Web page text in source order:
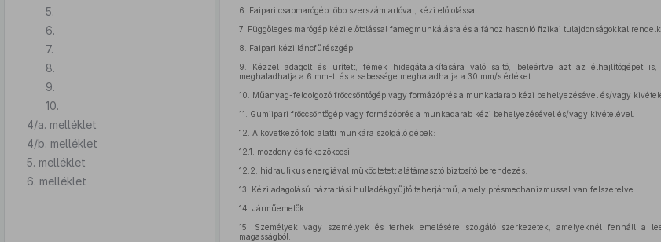
5.
6.
7.
8.
9.
10.
4/a. melléklet
4/b. melléklet
5. melléklet
6. melléklet
6.
Faipari csapmarógép több szerszámtartóval, kézi előtolással.
7. Függőleges marógép kézi előtolással famegmunkálásra és a fához hasonló fizikai tulajdonságokkal
8.
Faipari kézi láncfűrészgép.
9.
Kézzel adagolt és ürített, fémek hidegátalakítására való sajtó, beleértve azt az élhajlítógépet is,
meghaladhatja a 6 mm-t, és a sebessége meghaladhatja a 30 mm/s értéket.
10.
Műanyag-feldolgozó fröccsöntőgép vagy formázóprés a munkadarab kézi behelyezésével és/vagy
11.
Gumiipari fröccsöntőgép vagy formázóprés a munkadarab kézi behelyezésével és/vagy kivételével.
12. A következő föld alatti munkára szolgáló gépek:
12.1.
mozdony és fékezőkocsi,
12.2.
hidraulikus energiával működtetett alátámasztó biztosító berendezés.
13.
Kézi adagolású háztartási hulladékgyűjtő teherjármű, amely présmechanizmussal van felszerelve.
14. Járműemelők.
15.
Személyek vagy személyek és terhek emelésére szolgáló szerkezetek, amelyeknél fennáll a
magasságból.